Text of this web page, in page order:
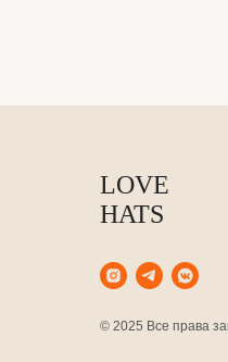
LOVE
HATS
© 2025 Все права